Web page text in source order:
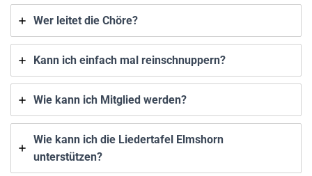
Wer leitet die Chöre?
Kann ich einfach mal reinschnuppern?
Wie kann ich Mitglied werden?
Wie kann ich die Liedertafel Elmshorn
unterstützen?